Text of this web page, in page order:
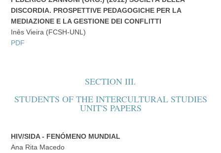
DISCORDIA. PROSPETTIVE PEDAGOGICHE PER LA
MEDIAZIONE E LA GESTIONE DEI CONFLITTI
Inês Vieira (FCSH-UNL)
PDF
SECTION III.
STUDENTS OF THE INTERCULTURAL STUDIES
UNIT'S PAPERS
HIV/SIDA - FENÓMENO MUNDIAL
Ana Rita Macedo